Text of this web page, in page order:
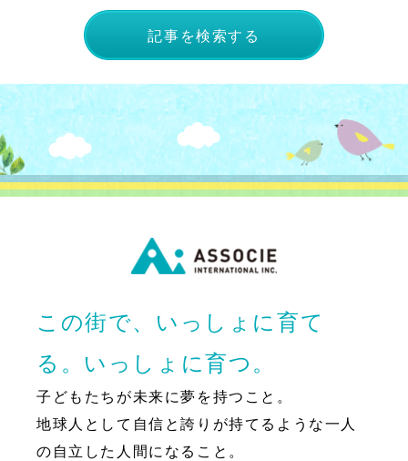
記事を検索する
この街で、いっしょに育て
る。いっしょに育つ。
子どもたちが未来に夢を持つこと。
地球人として自信と誇りが持てるような一人
の自立した人間になること。